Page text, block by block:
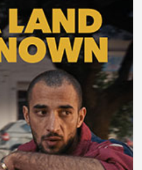
MEKAN
Paribu Cineverse Nautilus
Cinewam City's 3
Atlas 1948